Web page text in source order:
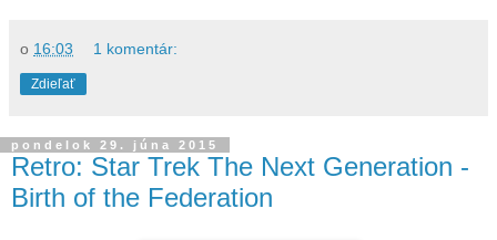
o 16:03 1 komentár:
Zdieľať
pondelok 29. júna 2015
Retro: Star Trek The Next Generation -
Birth of the Federation